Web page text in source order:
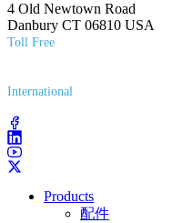
4 Old Newtown Road
Danbury CT 06810 USA
Toll Free
International
Products
配件